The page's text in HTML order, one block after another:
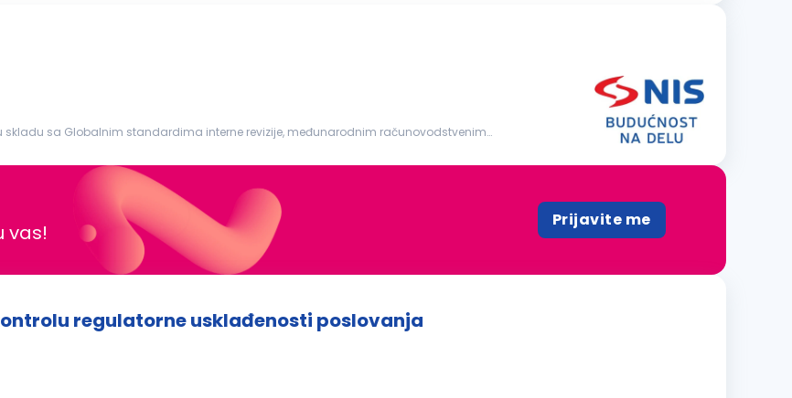
skladu sa Globalnim standardima interne revizije, međunarodnim računovodstvenim
vas!
Prijavite me
regulatorne usklađenosti poslovanja